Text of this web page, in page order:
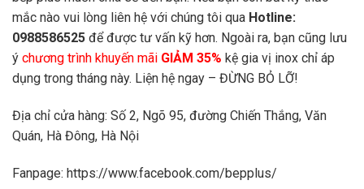
mắc nào vui lòng liên hệ với chúng tôi qua Hotline:
0988586525 để được tư vấn kỹ hơn. Ngoài ra, bạn cũng lưu
ý chương trình khuyến mãi GIẢM 35% kệ gia vị inox chỉ áp
dụng trong tháng này. Liện hệ ngay – ĐỪNG BỎ LỠ!
Địa chỉ cửa hàng: Số 2, Ngõ 95, đường Chiến Thắng, Văn
Quán, Hà Đông, Hà Nội
Fanpage: https://www.facebook.com/bepplus/